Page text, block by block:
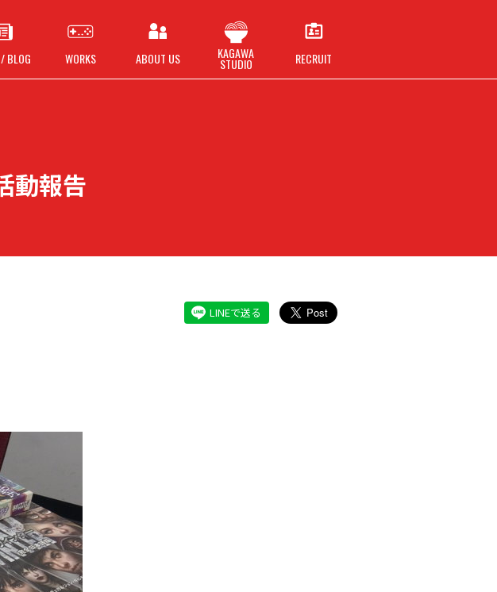
BLOG WORKS ABOUT US KAGAWA
STUDIO RECRUIT
動報告
LINEで送る